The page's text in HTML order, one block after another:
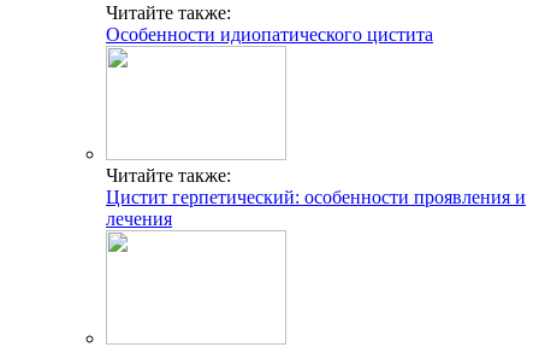
Читайте также:
Особенности идиопатического цистита
Читайте также:
Цистит герпетический: особенности проявления и
лечения